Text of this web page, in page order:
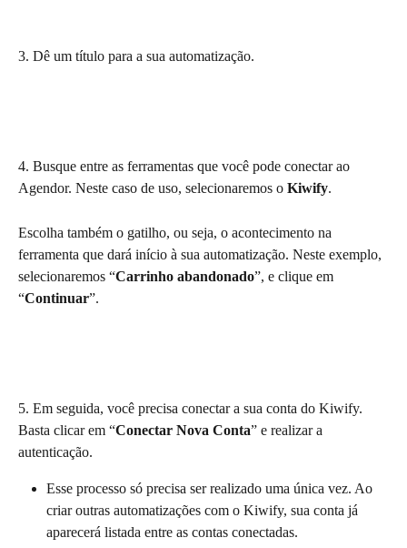
3. Dê um título para a sua automatização.
4. Busque entre as ferramentas que você pode conectar ao
Agendor. Neste caso de uso, selecionaremos o Kiwify.
Escolha também o gatilho, ou seja, o acontecimento na
ferramenta que dará início à sua automatização. Neste exemplo,
selecionaremos “Carrinho abandonado”, e clique em
“Continuar”.
5. Em seguida, você precisa conectar a sua conta do Kiwify.
Basta clicar em “Conectar Nova Conta” e realizar a
autenticação.
Esse processo só precisa ser realizado uma única vez. Ao
criar outras automatizações com o Kiwify, sua conta já
aparecerá listada entre as contas conectadas.